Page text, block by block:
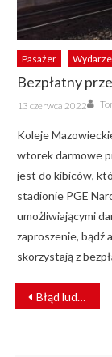
Pasażer
Bezpłatny
Posted
on
13 czerwca 2022
Koleje
wtorek darmowe
jest do kibiców,
stadionie PGE
umożliwiającymi
zaproszenie, bądź
skorzystają z
WPISU
Błąd ludzki? Co wiemy po tragedii w Aleksandrowie Kujawskim?